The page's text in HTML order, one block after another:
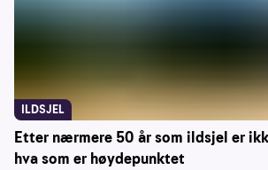
Etter nærmere 50 år som ildsjel er
hva som er høydepunktet
ILDSJEL